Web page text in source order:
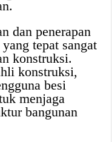
dan penerapan
tepat sangat
konstruksi.
konstruksi,
besi
menjaga
bangunan